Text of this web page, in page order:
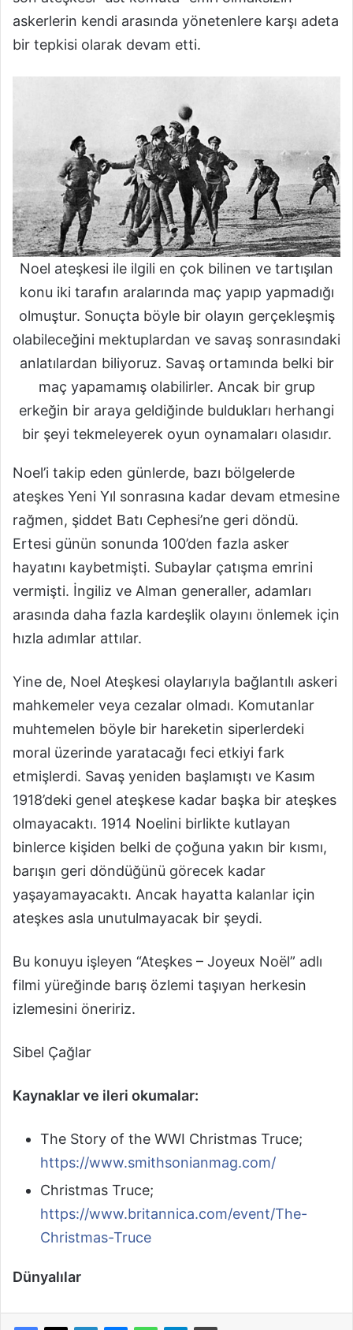
askerlerin kendi arasında yönetenlere karşı adeta
bir tepkisi olarak devam etti.
Noel ateşkesi ile ilgili en çok bilinen ve tartışılan
konu iki tarafın aralarında maç yapıp yapmadığı
olmuştur. Sonuçta böyle bir olayın gerçekleşmiş
olabileceğini mektuplardan ve savaş sonrasındaki
anlatılardan biliyoruz. Savaş ortamında belki bir
maç yapamamış olabilirler. Ancak bir grup
erkeğin bir araya geldiğinde buldukları herhangi
bir şeyi tekmeleyerek oyun oynamaları olasıdır.
Noel’i takip eden günlerde, bazı bölgelerde
ateşkes Yeni Yıl sonrasına kadar devam etmesine
rağmen, şiddet Batı Cephesi’ne geri döndü.
Ertesi günün sonunda 100’den fazla asker
hayatını kaybetmişti. Subaylar çatışma emrini
vermişti. İngiliz ve Alman generaller, adamları
arasında daha fazla kardeşlik olayını önlemek için
hızla adımlar attılar.
Yine de, Noel Ateşkesi olaylarıyla bağlantılı askeri
mahkemeler veya cezalar olmadı. Komutanlar
muhtemelen böyle bir hareketin siperlerdeki
moral üzerinde yaratacağı feci etkiyi fark
etmişlerdi. Savaş yeniden başlamıştı ve Kasım
1918’deki genel ateşkese kadar başka bir ateşkes
olmayacaktı. 1914 Noelini birlikte kutlayan
binlerce kişiden belki de çoğuna yakın bir kısmı,
barışın geri döndüğünü görecek kadar
yaşayamayacaktı. Ancak hayatta kalanlar için
ateşkes asla unutulmayacak bir şeydi.
Bu konuyu işleyen “Ateşkes – Joyeux Noël” adlı
filmi yüreğinde barış özlemi taşıyan herkesin
izlemesini öneririz.
Sibel Çağlar
Kaynaklar ve ileri okumalar:
The Story of the WWI Christmas Truce;
https://www.smithsonianmag.com/
Christmas Truce;
https://www.britannica.com/event/The-
Christmas-Truce
Dünyalılar